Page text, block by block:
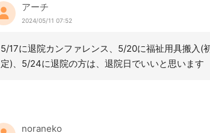
アーチ
2024/05/11 07:52
5/17に退院カンファレンス、5/20に福祉用具搬入(
定)、5/24に退院の方は、退院日でいいと思います
noraneko